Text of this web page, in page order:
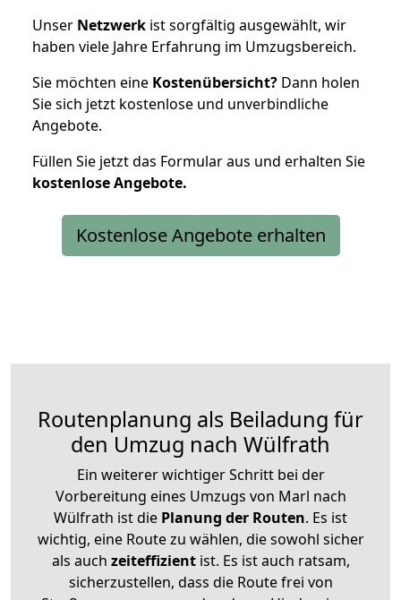
Unser Netzwerk ist sorgfältig ausgewählt, wir
haben viele Jahre Erfahrung im Umzugsbereich.
Sie möchten eine Kostenübersicht? Dann holen
Sie sich jetzt kostenlose und unverbindliche
Angebote.
Füllen Sie jetzt das Formular aus und erhalten Sie
kostenloseAngebote.
Kostenlose Angebote erhalten
Routenplanung als Beiladung für
den Umzug nach Wülfrath
Ein weiterer wichtiger Schritt bei der
Vorbereitung eines Umzugs von Marl nach
Wülfrath ist die Planung der Routen. Es ist
wichtig, eine Route zu wählen, die sowohl sicher
als auch zeiteffizientist. Es ist auch ratsam,
sicherzustellen, dass die Route frei von